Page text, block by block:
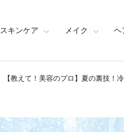
スキンケア メイク ヘ
【教えて！美容のプロ】夏の裏技！